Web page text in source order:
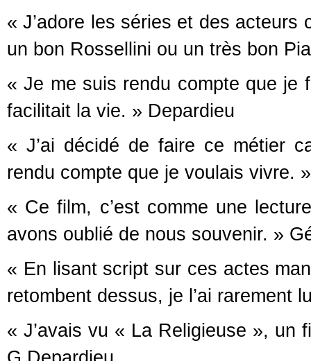
« J’adore les séries et des
un bon Rossellini ou un très bon
« Je me suis rendu compte que je
facilitait la vie. » Depardieu
« J’ai décidé de faire ce métier
rendu compte que je voulais vivre.
« Ce film, c’est comme une
avons oublié de nous souvenir. »
« En lisant script sur ces actes
retombent dessus, je l’ai rarement
« J’avais vu « La Religieuse », un